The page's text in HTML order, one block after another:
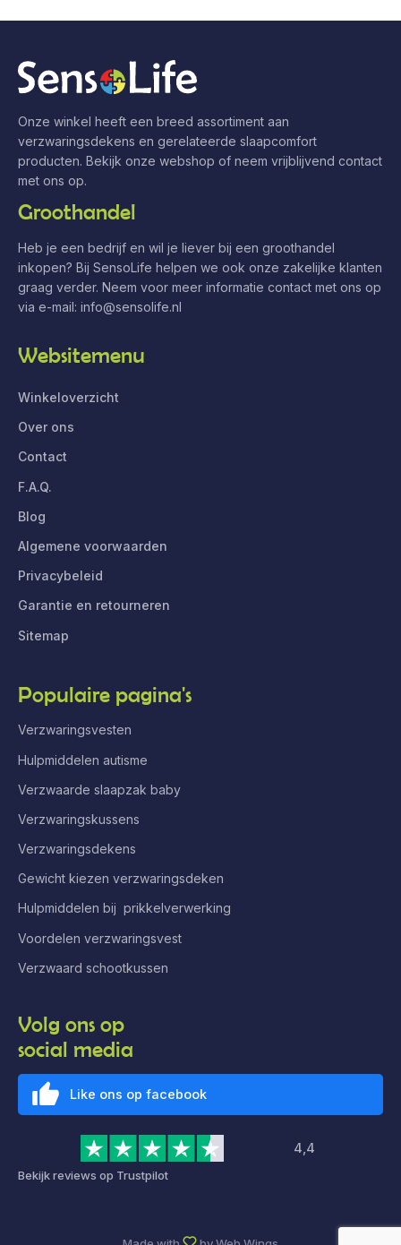
Onze winkel heeft een breed assortiment aan
verzwaringsdekens en gerelateerde slaapcomfort
producten. Bekijk onze webshop of neem vrijblijvend contact
met ons op.
Groothandel
Heb je een bedrijf en wil je liever bij een groothandel
inkopen? Bij SensoLife helpen we ook onze zakelijke klanten
graag verder. Neem voor meer informatie contact met ons op
via e-mail: info@sensolife.nl
Websitemenu
Winkeloverzicht
Over ons
Contact
F.A.Q.
Blog
Algemene voorwaarden
Privacybeleid
Garantie en retourneren
Sitemap
Populaire pagina's
Verzwaringsvesten
Hulpmiddelen autisme
Verzwaarde slaapzak baby
Verzwaringskussens
Verzwaringsdekens
Gewicht kiezen verzwaringsdeken
Hulpmiddelen bij prikkelverwerking
Voordelen verzwaringsvest
Verzwaard schootkussen
Volg ons op
social media
Like ons op facebook
4,4
Bekijk reviews op Trustpilot